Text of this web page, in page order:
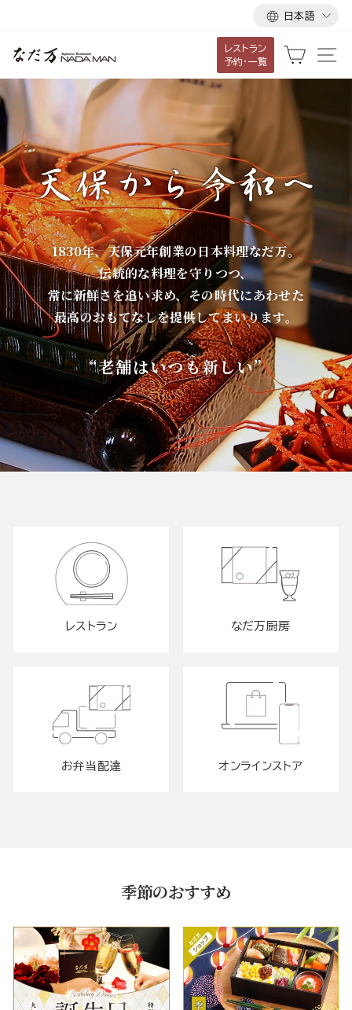
し
て
ン
テ
ン
ツ
に
移
動
す
る
言
語
日本語
な
だ
万
レストラン
予約・一覧
カート
1830年、天保元年創業の日本料理なだ万。
伝統的な料理を守りつつ、
常に新鮮さを追い求め、その時代にあわせた
最高のおもてなしを提供してまいります。
“老舗はいつも新しい”
レストラン なだ万厨房
お弁当配達 オンラインストア
季節のおすすめ